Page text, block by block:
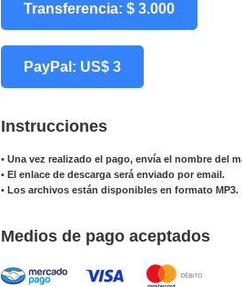
Transferencia: $ 3.000
PayPal: US$ 3
Instrucciones
• Una vez realizado el pago, envía el nombre del
• El enlace de descarga será enviado por email.
• Los archivos están disponibles en formato MP3.
Medios de pago aceptados